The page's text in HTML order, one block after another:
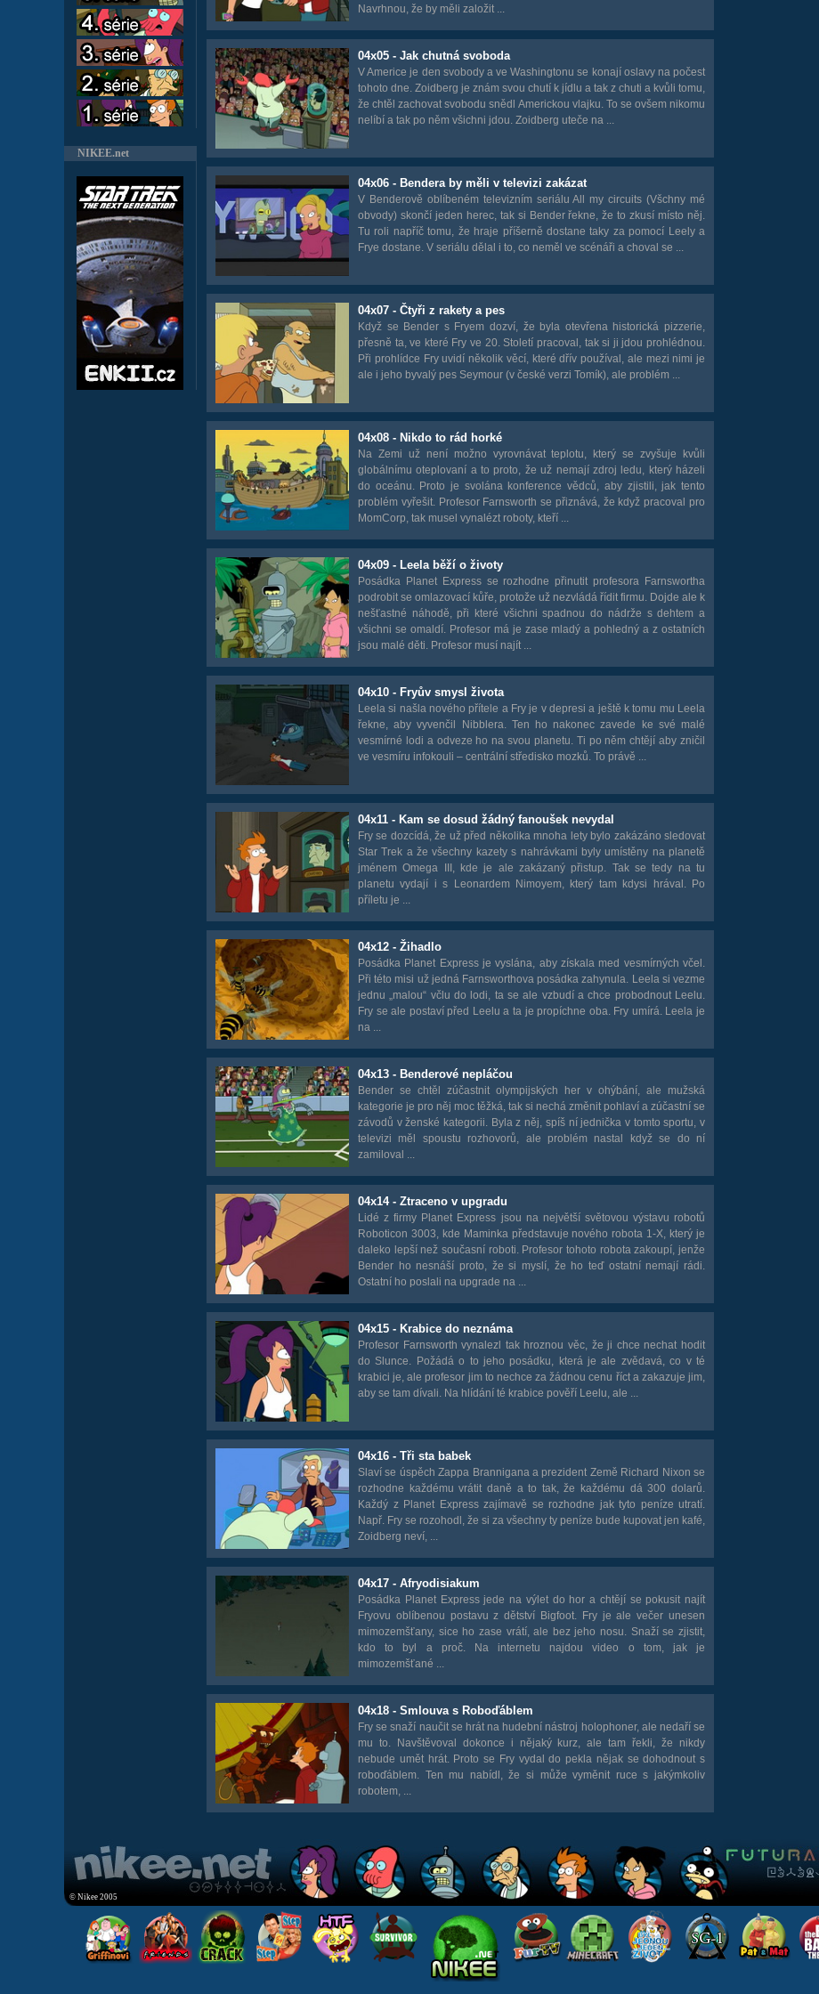
NIKEE.net
Navrhnou, že by měli založit ...
04x05 - Jak chutná svoboda
V Americe je den svobody a ve Washingtonu se konají oslavy na počest
tohoto dne. Zoidberg je znám svou chutí k jídlu a tak z chuti a kvůli tomu,
že chtěl zachovat svobodu snědl Americkou vlajku. To se ovšem nikomu
nelíbí a tak po něm všichni jdou. Zoidberg uteče na ...
04x06 - Bendera by měli v televizi zakázat
V Benderově oblíbeném televizním seriálu All my circuits (Všchny mé
obvody) skončí jeden herec, tak si Bender řekne, že to zkusí místo něj.
Tu roli napříč tomu, že hraje příšerně dostane taky za pomocí Leely a
Frye dostane. V seriálu dělal i to, co neměl ve scénáři a choval se ...
04x07 - Čtyři z rakety a pes
Když se Bender s Fryem dozví, že byla otevřena historická pizzerie,
přesně ta, ve které Fry ve 20. Století pracoval, tak si ji jdou prohlédnou.
Při prohlídce Fry uvidí několik věcí, které dřív používal, ale mezi nimi je
ale i jeho byvalý pes Seymour (v české verzi Tomík), ale problém ...
04x08 - Nikdo to rád horké
Na Zemi už není možno vyrovnávat teplotu, který se zvyšuje kvůli
globálnímu oteplovaní a to proto, že už nemají zdroj ledu, který házeli
do oceánu. Proto je svolána konference vědců, aby zjistili, jak tento
problém vyřešit. Profesor Farnsworth se přiznává, že když pracoval pro
MomCorp, tak musel vynalézt roboty, kteří ...
04x09 - Leela běží o životy
Posádka Planet Express se rozhodne přinutit profesora Farnswortha
podrobit se omlazovací kůře, protože už nezvládá řídit firmu. Dojde ale k
nešťastné náhodě, při které všichni spadnou do nádrže s dehtem a
všichni se omaldí. Profesor má je zase mladý a pohledný a z ostatních
jsou malé děti. Profesor musí najít ...
04x10 - Fryův smysl života
Leela si našla nového přítele a Fry je v depresi a ještě k tomu mu Leela
řekne, aby vyvenčil Nibblera. Ten ho nakonec zavede ke své malé
vesmírné lodi a odveze ho na svou planetu. Ti po něm chtějí aby zničil
ve vesmíru infokouli – centrální středisko mozků. To právě ...
04x11 - Kam se dosud žádný fanoušek nevydal
Fry se dozcídá, že už před několika mnoha lety bylo zakázáno sledovat
Star Trek a že všechny kazety s nahrávkami byly umístěny na planetě
jménem Omega III, kde je ale zakázaný přistup. Tak se tedy na tu
planetu vydají i s Leonardem Nimoyem, který tam kdysi hrával. Po
příletu je ...
04x12 - Žihadlo
Posádka Planet Express je vyslána, aby získala med vesmírných včel.
Při této misi už jedná Farnsworthova posádka zahynula. Leela si vezme
jednu „malou“ včlu do lodi, ta se ale vzbudí a chce probodnout Leelu.
Fry se ale postaví před Leelu a ta je propíchne oba. Fry umírá. Leela je
na ...
04x13 - Benderové nepláčou
Bender se chtěl zúčastnit olympijských her v ohýbání, ale mužská
kategorie je pro něj moc těžká, tak si nechá změnit pohlaví a zúčastní se
závodů v ženské kategorii. Byla z něj, spíš ní jednička v tomto sportu, v
televizi měl spoustu rozhovorů, ale problém nastal když se do ní
zamiloval ...
04x14 - Ztraceno v upgradu
Lidé z firmy Planet Express jsou na největší světovou výstavu robotů
Roboticon 3003, kde Maminka představuje nového robota 1-X, který je
daleko lepší než současní roboti. Profesor tohoto robota zakoupí, jenže
Bender ho nesnáší proto, že si myslí, že ho teď ostatní nemají rádi.
Ostatní ho poslali na upgrade na ...
04x15 - Krabice do neznáma
Profesor Farnsworth vynalezl tak hroznou věc, že ji chce nechat hodit
do Slunce. Požádá o to jeho posádku, která je ale zvědavá, co v té
krabici je, ale profesor jim to nechce za žádnou cenu říct a zakazuje jim,
aby se tam dívali. Na hlídání té krabice pověří Leelu, ale ...
04x16 - Tři sta babek
Slaví se úspěch Zappa Brannigana a prezident Země Richard Nixon se
rozhodne každému vrátit daně a to tak, že každému dá 300 dolarů.
Každý z Planet Express zajímavě se rozhodne jak tyto peníze utratí.
Např. Fry se rozohodl, že si za všechny ty peníze bude kupovat jen kafé,
Zoidberg neví, ...
04x17 - Afryodisiakum
Posádka Planet Express jede na výlet do hor a chtějí se pokusit najít
Fryovu oblíbenou postavu z dětství Bigfoot. Fry je ale večer unesen
mimozemšťany, sice ho zase vrátí, ale bez jeho nosu. Snaží se zjistit,
kdo to byl a proč. Na internetu najdou video o tom, jak je
mimozemšťané ...
04x18 - Smlouva s Roboďáblem
Fry se snaží naučit se hrát na hudební nástroj holophoner, ale nedaří se
mu to. Navštěvoval dokonce i nějaký kurz, ale tam řekli, že nikdy
nebude umět hrát. Proto se Fry vydal do pekla nějak se dohodnout s
roboďáblem. Ten mu nabídl, že si může vyměnit ruce s jakýmkoliv
robotem, ...
© Nikee 2005